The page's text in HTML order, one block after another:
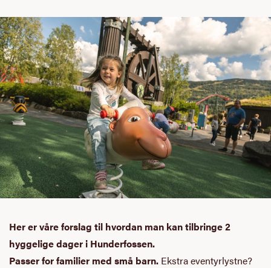
Her er våre forslag til hvordan man kan tilbringe 2
hyggelige dager i Hunderfossen.
Passer for familier med små barn. Ekstra eventyrlystne?